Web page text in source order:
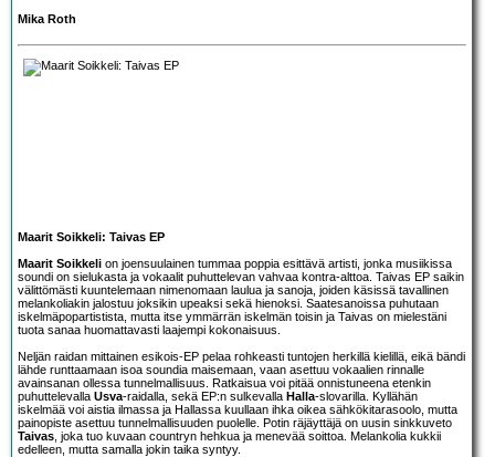
Mika Roth
Maarit Soikkeli: Taivas EP
Maarit Soikkeli on joensuulainen tummaa poppia esittävä artisti, jonka musiikissa
soundi on sielukasta ja vokaalit puhuttelevan vahvaa kontra-alttoa. Taivas EP saikin
välittömästi kuuntelemaan nimenomaan laulua ja sanoja, joiden käsissä tavallinen
melankoliakin jalostuu joksikin upeaksi sekä hienoksi. Saatesanoissa puhutaan
iskelmäpopartistista, mutta itse ymmärrän iskelmän toisin ja Taivas on mielestäni
tuota sanaa huomattavasti laajempi kokonaisuus.
Neljän raidan mittainen esikois-EP pelaa rohkeasti tuntojen herkillä kielillä, eikä bändi
lähde runttaamaan isoa soundia maisemaan, vaan asettuu vokaalien rinnalle
avainsanan ollessa tunnelmallisuus. Ratkaisua voi pitää onnistuneena etenkin
puhuttelevalla Usva-raidalla, sekä EP:n sulkevalla Halla-slovarilla. Kyllähän
iskelmää voi aistia ilmassa ja Hallassa kuullaan ihka oikea sähkökitarasoolo, mutta
painopiste asettuu tunnelmallisuuden puolelle. Potin räjäyttäjä on uusin sinkkuveto
Taivas , joka tuo kuvaan countryn hehkua ja menevää soittoa. Melankolia kukkii
edelleen, mutta samalla jokin taika syntyy.